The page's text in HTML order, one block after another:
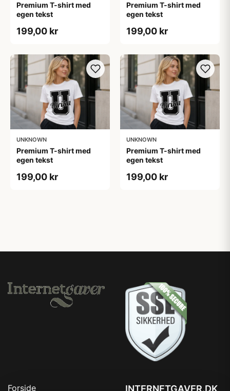
Premium T-shirt med
egen tekst
199,00 kr
Premium T-shirt med
egen tekst
199,00 kr
UNKNOWN
Premium T-shirt med
egen tekst
199,00 kr
UNKNOWN
Premium T-shirt med
egen tekst
199,00 kr
Forside INTERNETGAVER.DK